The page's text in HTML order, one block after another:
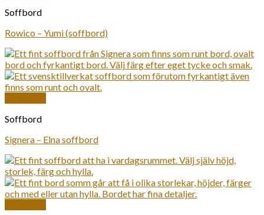
Soffbord
Rowico – Yumi (soffbord)
Soffbord
Signera – Elna soffbord